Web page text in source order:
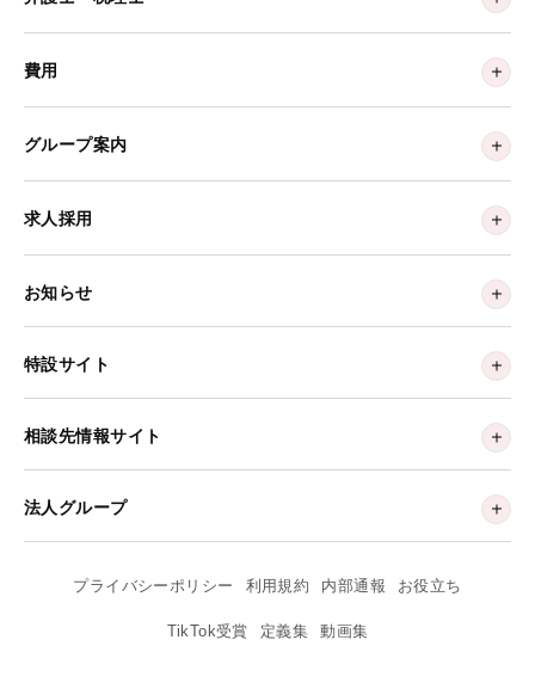
費用
グループ案内
求人採用
お知らせ
特設サイト
相談先情報サイト
法人グループ
プライバシーポリシー 利用規約 内部通報 お役立ち
TikTok受賞 定義集 動画集